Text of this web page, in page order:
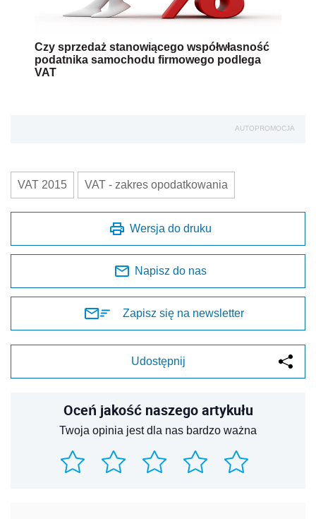
Czy sprzedaż stanowiącego współwłasność
podatnika samochodu firmowego podlega
VAT
AUTOPROMOCJA
VAT 2015 VAT - zakres opodatkowania
Wersja do druku
Napisz do nas
Zapisz się na newsletter
Udostępnij
Oceń jakość naszego artykułu
Twoja opinia jest dla nas bardzo ważna